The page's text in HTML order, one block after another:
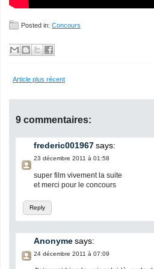
Posted in: Concours
Article plus récent
9 commentaires:
frederic001967says:
23 décembre 2011 à 01:58
Reply
super film vivement la suite
et merci pour le concours
Anonymesays:
24 décembre 2011 à 07:09